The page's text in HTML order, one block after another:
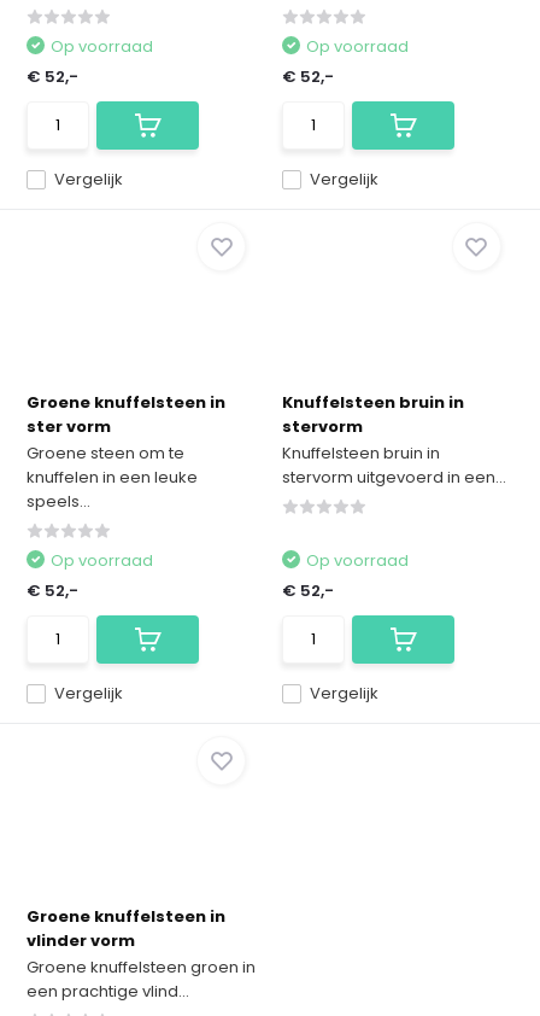
Vergelijk
Op voorraad
€ 52,-
Vergelijk
Op voorraad
€ 52,-
Groene knuffelsteen in
ster vorm
Groene steen om te
knuffelen in een leuke
speels...
Vergelijk
Op voorraad
€ 52,-
Knuffelsteen bruin in
stervorm
Knuffelsteen bruin in
stervorm uitgevoerd in een...
Vergelijk
Op voorraad
€ 52,-
Groene knuffelsteen in
vlinder vorm
Groene knuffelsteen groen in
een prachtige vlind...